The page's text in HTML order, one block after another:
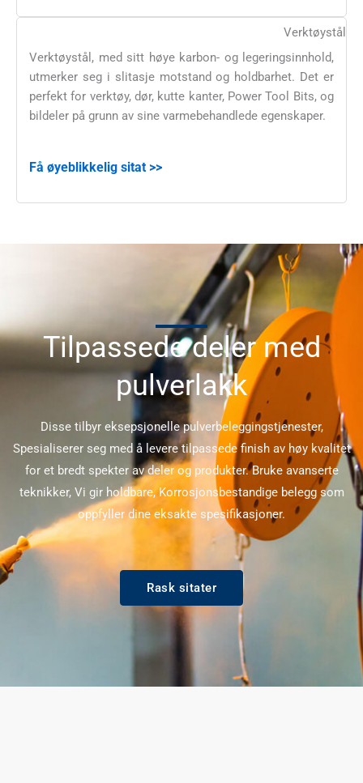
Verktøystål
Verktøystål, med sitt høye karbon- og legeringsinnhold,
utmerker seg i slitasje motstand og holdbarhet. Det er
perfekt for verktøy, dør, kutte kanter, Power Tool Bits, og
bildeler på grunn av sine varmebehandlede egenskaper.
Få øyeblikkelig sitat >>
Tilpassede deler med
pulverlakk
Disse tilbyr eksepsjonelle pulverbeleggingstjenester,
Spesialiserer seg med å levere tilpassede finish av høy kvalitet
for et bredt spekter av deler og produkter. Bruke avanserte
teknikker, Vi gir holdbare, Korrosjonsbestandige belegg som
oppfyller dine eksakte spesifikasjoner.
Rask sitater